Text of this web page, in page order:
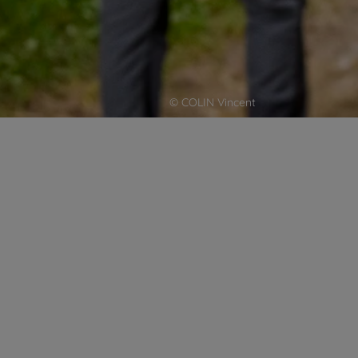
© COLIN Vincent